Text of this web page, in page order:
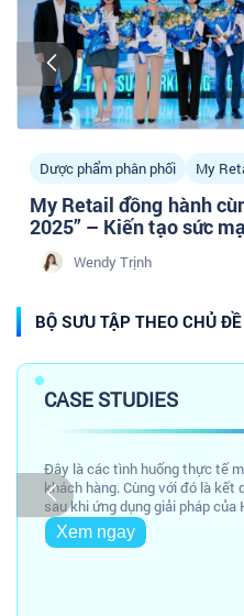
Dược phẩm phân phối My
My Retail đồng hành
2025” – Kiến tạo sức
doanh nghiệp Dược
Tâm sự Marketing Y Dược
Wendy Trịnh
BỘ SƯU TẬP THEO CHỦ ĐỀ
CASE STUDIES
Đây là các tình huống thực tế
khách hàng. Cùng với đó là
sau khi ứng dụng giải pháp của
Xem ngay